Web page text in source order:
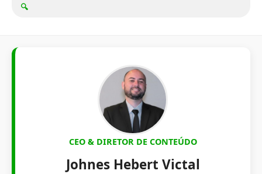
🔍
CEO & DIRETOR DE CONTEÚDO
Johnes Hebert Victal